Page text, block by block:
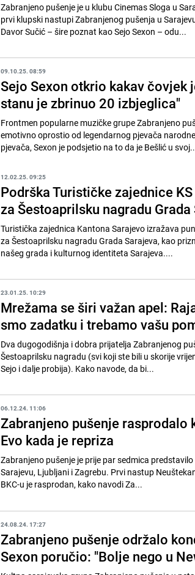
Zabranjeno pušenje je u klubu Cinemas Sloga u
prvi klupski nastupi Zabranjenog pušenja u
Davor Sučić – šire poznat kao Sejo Sexon – odu...
09.10.25. 08:59
Sejo Sexon otkrio kakav čovjek
stanu je zbrinuo 20 izbjeglica"
Frontmen popularne muzičke grupe Zabranjeno
emotivno oprostio od legendarnog pjevača
pjevača, Sexon je podsjetio na to da je Bešlić u
12.02.25. 09:25
Podrška Turističke zajednice
za Šestoaprilsku nagradu Grada
Turistička zajednica Kantona Sarajevo izražava
za Šestoaprilsku nagradu Grada Sarajeva, kao
našeg grada i kulturnog identiteta Sarajeva....
23.01.25. 10:29
Mrežama se širi važan apel:
smo zadatku i trebamo vašu
Dva dugogodišnja i dobra prijatelja Zabranjenog
Šestoaprilsku nagradu (svi koji ste bili u skorije
Sejo i dalje probija). Kako navode, da bi...
06.12.24. 11:06
Zabranjeno pušenje rasprodalo
Evo kada je repriza
Zabranjeno pušenje je prije par sedmica
Sarajevu, Ljubljani i Zagrebu. Prvi nastup
BKC-u je rasprodan, kako navodi Za...
24.08.24. 17:27
Zabranjeno pušenje održalo
Sexon poručio: "Bolje nego u